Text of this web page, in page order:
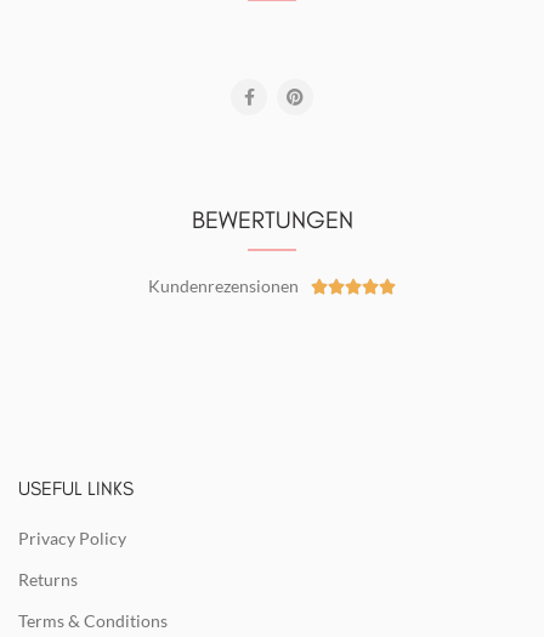
BEWERTUNGEN
Kundenrezensionen 
USEFUL LINKS
Privacy Policy
Returns
Terms & Conditions